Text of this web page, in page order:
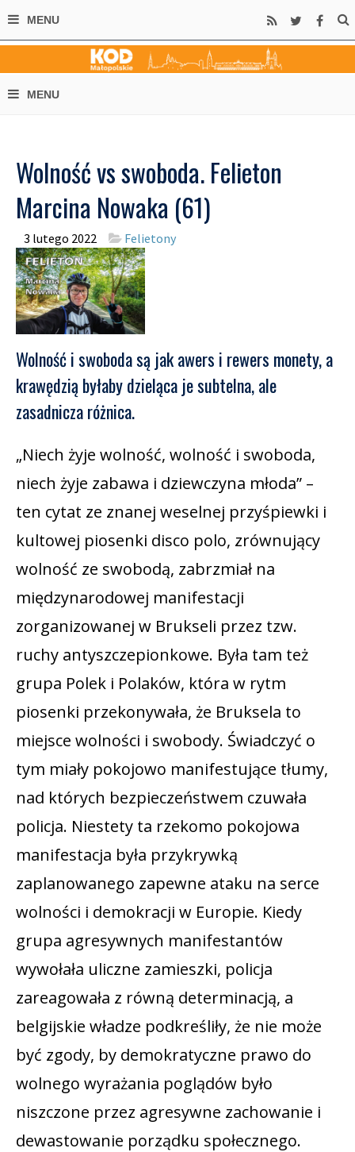
Wolność vs swoboda. Felieton
Marcina Nowaka (61)
3 lutego 2022 Felietony
Wolność i swoboda są jak awers i rewers monety, a
krawędzią byłaby dzieląca je subtelna, ale
zasadnicza różnica.
„Niech żyje wolność, wolność i swoboda,
niech żyje zabawa i dziewczyna młoda” –
ten cytat ze znanej weselnej przyśpiewki i
kultowej piosenki disco polo, zrównujący
wolność ze swobodą, zabrzmiał na
międzynarodowej manifestacji
zorganizowanej w Brukseli przez tzw.
ruchy antyszczepionkowe. Była tam też
grupa Polek i Polaków, która w rytm
piosenki przekonywała, że Bruksela to
miejsce wolności i swobody. Świadczyć o
tym miały pokojowo manifestujące tłumy,
nad których bezpieczeństwem czuwała
policja. Niestety ta rzekomo pokojowa
manifestacja była przykrywką
zaplanowanego zapewne ataku na serce
wolności i demokracji w Europie. Kiedy
grupa agresywnych manifestantów
wywołała uliczne zamieszki, policja
zareagowała z równą determinacją, a
belgijskie władze podkreśliły, że nie może
być zgody, by demokratyczne prawo do
wolnego wyrażania poglądów było
niszczone przez agresywne zachowanie i
dewastowanie porządku społecznego.